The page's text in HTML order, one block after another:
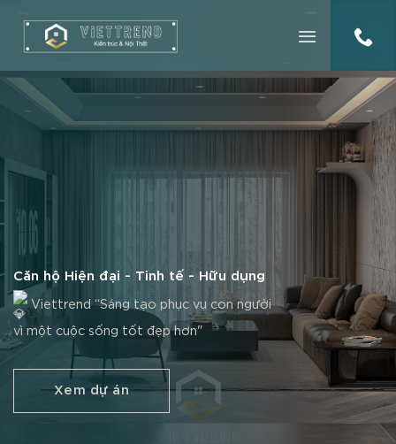
Căn hộ Hiện đại - Tinh tế - Hữu dụng
Viettrend “Sáng tạo phục vụ con người
vì một cuộc sống tốt đẹp hơn"
Xem dự án